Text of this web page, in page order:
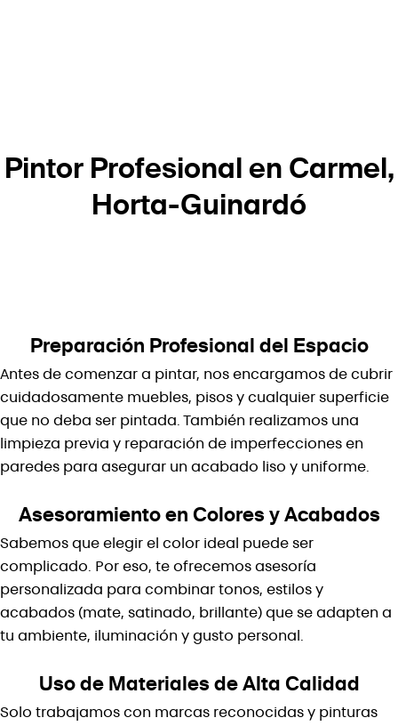
Pintor Profesional en Carmel,
Horta-Guinardó
Preparación Profesional del Espacio
Antes de comenzar a pintar, nos encargamos de cubrir
cuidadosamente muebles, pisos y cualquier superficie
que no deba ser pintada. También realizamos una
limpieza previa y reparación de imperfecciones en
paredes para asegurar un acabado liso y uniforme.
Asesoramiento en Colores y Acabados
Sabemos que elegir el color ideal puede ser
complicado. Por eso, te ofrecemos asesoría
personalizada para combinar tonos, estilos y
acabados (mate, satinado, brillante) que se adapten a
tu ambiente, iluminación y gusto personal.
Uso de Materiales de Alta Calidad
Solo trabajamos con marcas reconocidas y pinturas